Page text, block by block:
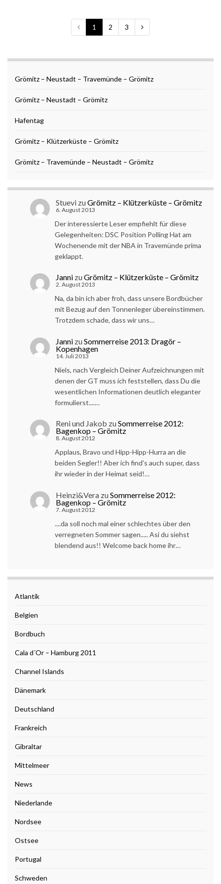
1 2 3
Grömitz – Neustadt – Travemünde – Grömitz
Grömitz – Neustadt – Grömitz
Hafentag
Grömitz – Klützerküste – Grömitz
Grömitz – Travemünde – Neustadt – Grömitz
Stuevi zuGrömitz – Klützerküste – Grömitz
6. August 2013
Der interessierte Leser empfiehlt für diese
Gelegenheiten: DSC Position Polling Hat am
Wochenende mit der NBA in Travemünde prima
geklappt.
Janni zuGrömitz – Klützerküste – Grömitz
2. August 2013
Na, da bin ich aber froh, dass unsere Bordbücher
mit Bezug auf den Tonnenleger übereinstimmen.
Trotzdem schade, dass wir uns…
Janni zuSommerreise 2013: Dragör –
Kopenhagen
14. Juli 2013
Niels, nach Vergleich Deiner Aufzeichnungen mit
denen der GT muss ich feststellen, dass Du die
wesentlichen Informationen deutlich eleganter
formulierst....…
Reni und Jakob zuSommerreise 2012:
Bagenkop – Grömitz
8. August 2012
Applaus, Bravo und Hipp-Hipp-Hurra an die
beiden Segler!! Aber ich find's auch super, dass
ihr wieder in der Heimat seid!…
Heinzi&Vera zuSommerreise 2012:
Bagenkop – Grömitz
7. August 2012
....da soll noch mal einer schlechtes über den
verregneten Sommer sagen..... Asi du siehst
blendend aus!! Welcome back home ihr…
Atlantik
Belgien
Bordbuch
Cala d´Or – Hamburg 2011
Channel Islands
Dänemark
Deutschland
Frankreich
Gibraltar
Mittelmeer
News
Niederlande
Nordsee
Ostsee
Portugal
Schweden